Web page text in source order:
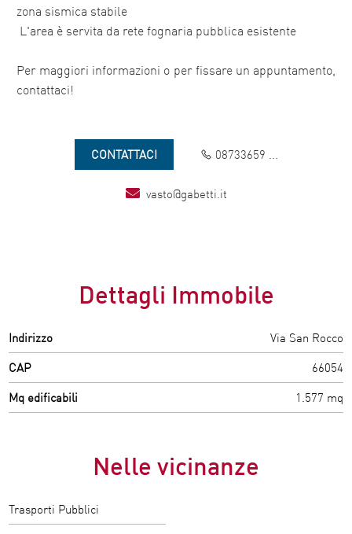
zona sismica stabile
 L'area è servita da rete fognaria pubblica esistente
Per maggiori informazioni o per fissare un appuntamento,
contattaci!
CONTATTACI 08733659 ...
vasto@gabetti.it
Dettagli Immobile
Indirizzo
Via San Rocco
CAP
66054
Mq edificabili
1.577 mq
Nelle vicinanze
Trasporti Pubblici